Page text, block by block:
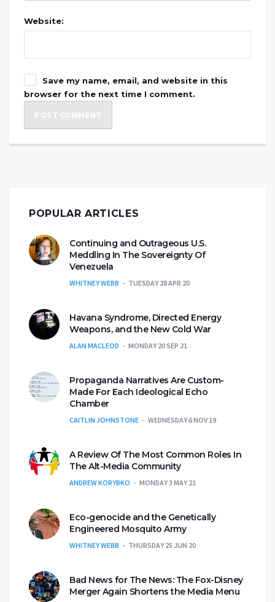
Website:
Save my name, email, and website in this
browser for the next time I comment.
POPULAR ARTICLES
Continuing and Outrageous U.S.
Meddling In The Sovereignty Of
Venezuela
WHITNEY WEBB TUESDAY 28 APR 20
Havana Syndrome, Directed Energy
Weapons, and the New Cold War
ALAN MACLEOD MONDAY 20 SEP 21
Propaganda Narratives Are Custom-
Made For Each Ideological Echo
Chamber
CAITLIN JOHNSTONE WEDNESDAY 6 NOV 19
A Review Of The Most Common Roles In
The Alt-Media Community
ANDREW KORYBKO MONDAY 3 MAY 21
Eco-genocide and the Genetically
Engineered Mosquito Army
WHITNEY WEBB THURSDAY 25 JUN 20
Bad News for The News: The Fox-Disney
Merger Again Shortens the Media Menu